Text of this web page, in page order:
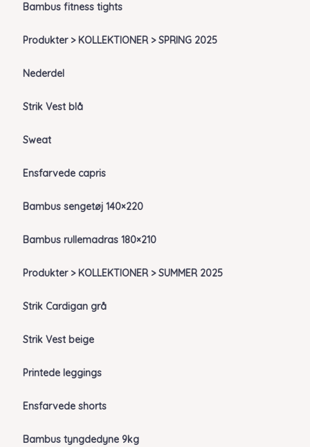
Bambus fitness tights
Produkter > KOLLEKTIONER > SPRING 2025
Nederdel
Strik Vest blå
Sweat
Ensfarvede capris
Bambus sengetøj 140×220
Bambus rullemadras 180×210
Produkter > KOLLEKTIONER > SUMMER 2025
Strik Cardigan grå
Strik Vest beige
Printede leggings
Ensfarvede shorts
Bambus tyngdedyne 9kg